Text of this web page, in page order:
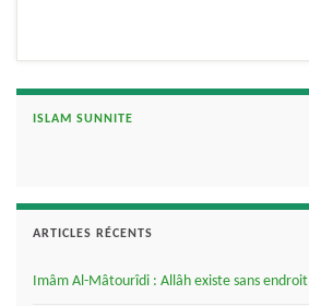
ISLAM SUNNITE
ARTICLES RÉCENTS
Imâm Al-Mâtourîdi : Allâh existe sans endroit